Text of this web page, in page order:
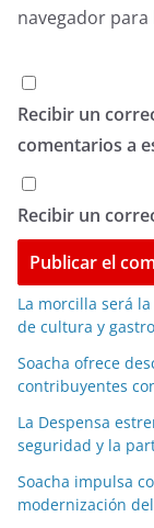
navegador
Recibir un
comentarios a
Recibir un
La morcilla será
de cultura y
Soacha ofrece
contribuyentes
La Despensa
seguridad y la
Soacha impulsa
modernización